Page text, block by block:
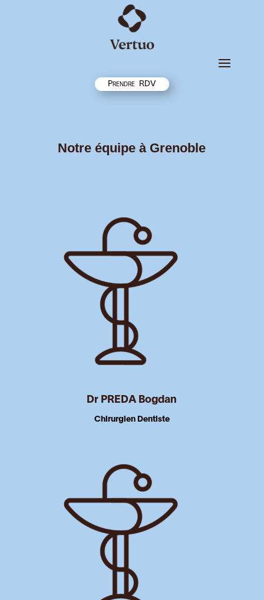
Prendre RDV
Notre équipe à Grenoble
Dr PREDA Bogdan
Chirurgien Dentiste